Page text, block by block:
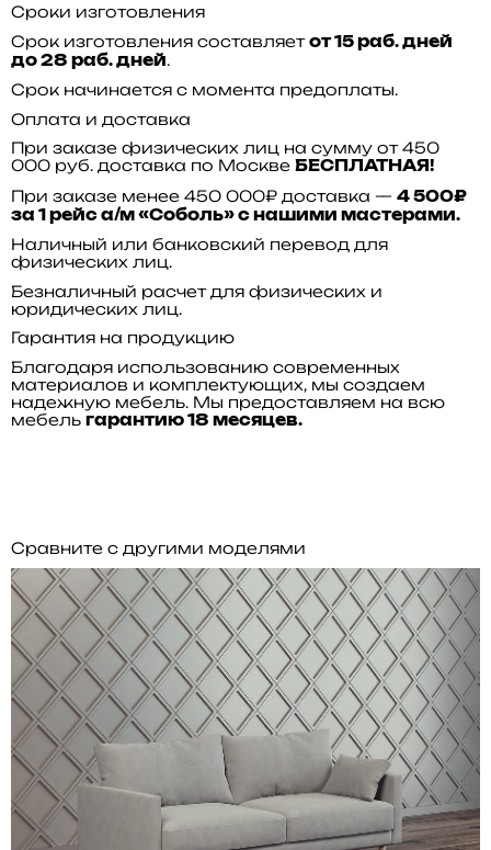
Сроки изготовления
Срок изготовления составляет от 15 раб. дней
до 28 раб. дней.
Срок начинается с момента предоплаты.
Оплата и доставка
При заказе физических лиц на сумму от 450
000 руб. доставка по Москве БЕСПЛАТНАЯ!
При заказе менее 450 000₽ доставка — 4 500₽
за 1 рейс а/м «Соболь» с нашими мастерами.
Наличный или банковский перевод для
физических лиц.
Безналичный расчет для физических и
юридических лиц.
Гарантия на продукцию
Благодаря использованию современных
материалов и комплектующих, мы создаем
надежную мебель. Мы предоставляем на всю
мебель гарантию 18 месяцев.
Сравните с другими моделями